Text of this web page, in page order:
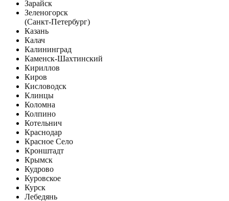
Зарайск
Зеленогорск
(Санкт-Петербург)
Казань
Калач
Калининград
Каменск-Шахтинский
Кириллов
Киров
Кисловодск
Клинцы
Коломна
Колпино
Котельнич
Краснодар
Красное Село
Кронштадт
Крымск
Кудрово
Куровское
Курск
Лебедянь